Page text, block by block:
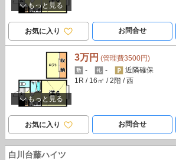
もっと見る
お気に入り お問合せ
もっと見る
3万円 (管理費3500円)
-
-
近隣確保
1R / 16㎡ / 2階 / 西
お気に入り お問合せ
白川台藤ハイツ